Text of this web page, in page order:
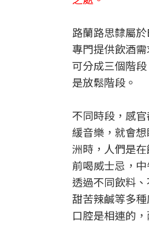
路蘭路思隸屬
專門提供飲酒
可分成三個階
是放鬆階段。
不同時段，感
緩音樂，就會
洲時，人們是
前喝威士忌，
透過不同飲料
甜苦辣鹹等多
口腔是相連的